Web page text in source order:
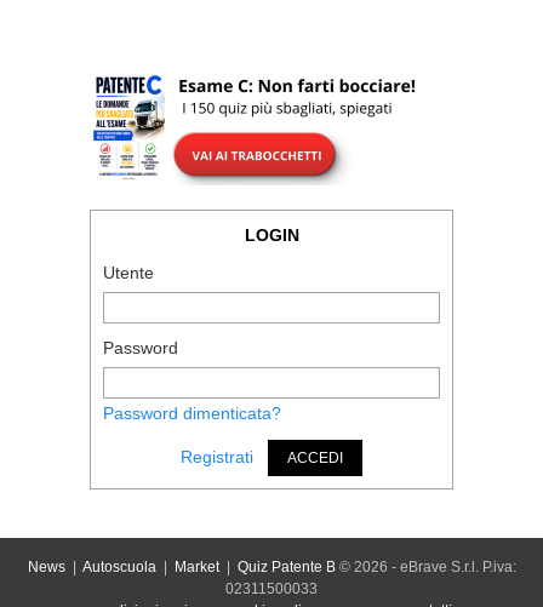
LOGIN
Utente
Password
Password dimenticata?
Registrati ACCEDI
News| Autoscuola| Market| Quiz Patente B© 2026 - eBrave S.r.l. P.iva:
02311500033